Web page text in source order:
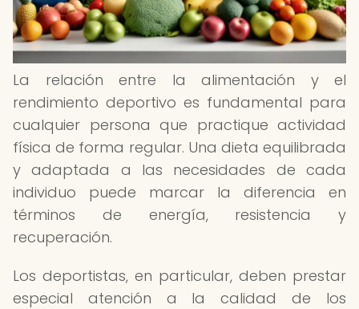
La relación entre la alimentación y el
rendimiento deportivo es fundamental para
cualquier persona que practique actividad
física de forma regular. Una dieta equilibrada
y adaptada a las necesidades de cada
individuo puede marcar la diferencia en
términos de energía, resistencia y
recuperación.
Los deportistas, en particular, deben prestar
especial atención a la calidad de los